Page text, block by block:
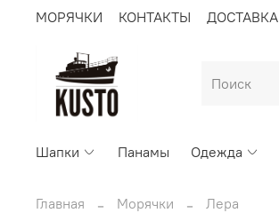
МОРЯЧКИ КОНТАКТЫ ДОСТАВКА
Шапки Панамы Одежда
Главная Морячки Лера